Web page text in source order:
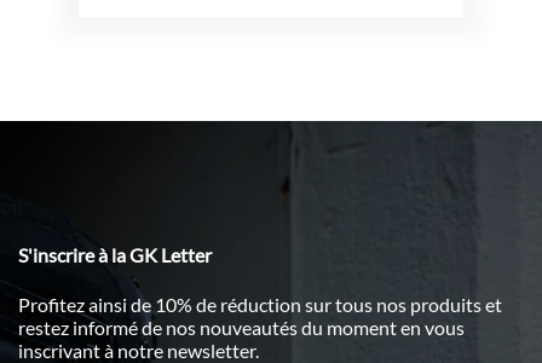
S'inscrire à la GK Letter
Profitez ainsi de 10% de réduction sur tous nos produits et
restez informé de nos nouveautés du moment en vous
inscrivant à notre newsletter.